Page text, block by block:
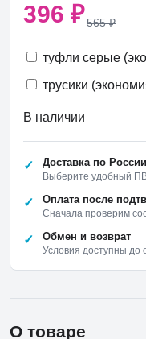
396 ₽565 ₽
туфли серые
трусики
В наличии
Доставка по России
Выберите удобный
Оплата после
Сначала проверим
Обмен и возврат
Условия доступны до
О товаре